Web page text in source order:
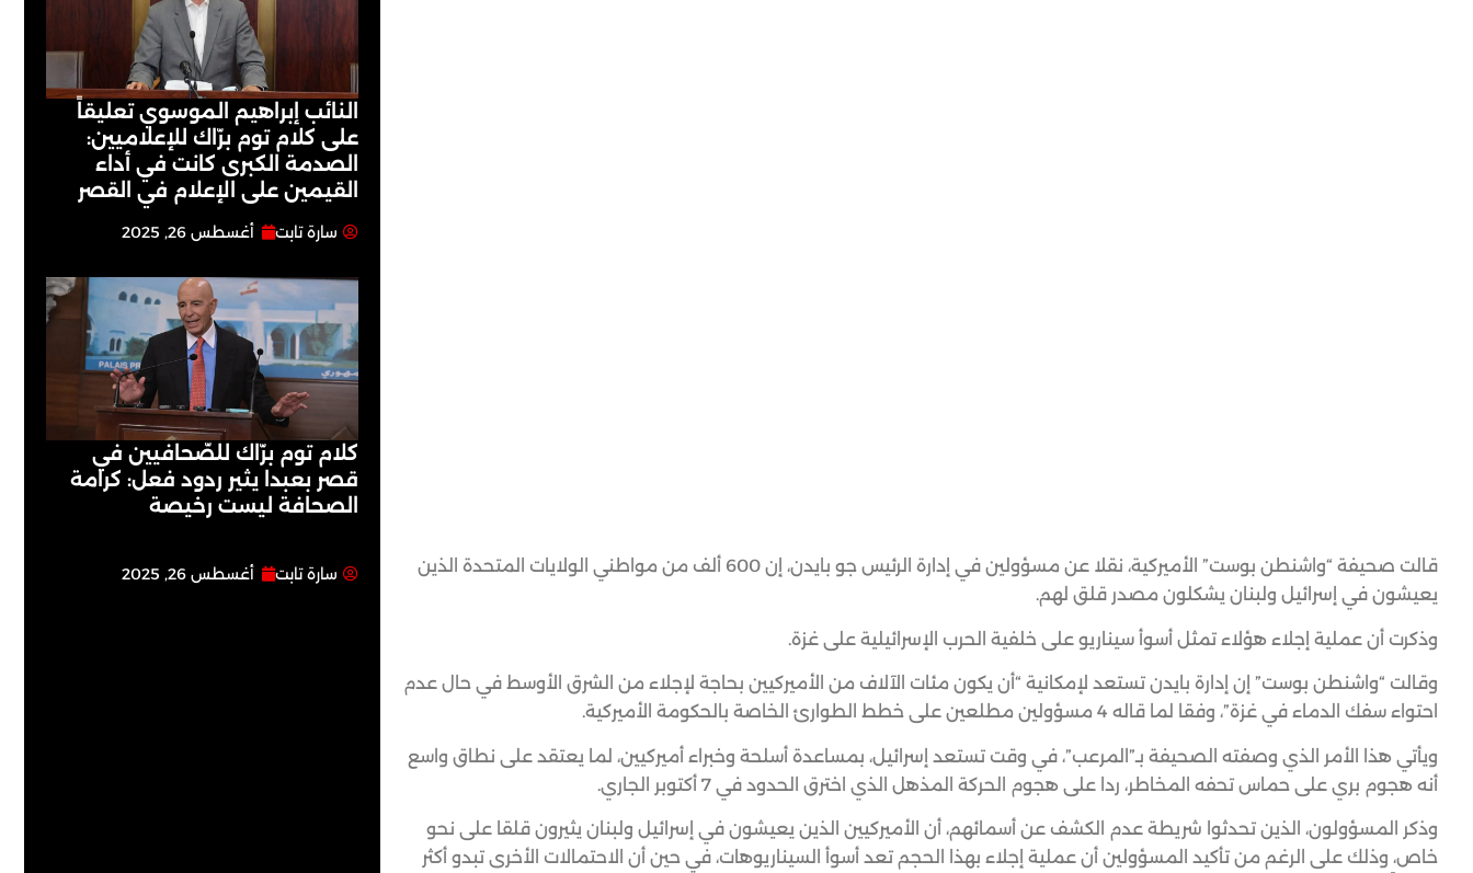
النائب إبراهيم الموسوي تعليقاً
على كلام توم برّاك للإعلاميين:
الصدمة الكبرى كانت في أداء
القيمين على ‏الإعلام في القصر
سارة تابت أغسطس 26, 2025
كلام توم برّاك للصّحافيين في
قصر بعبدا يثير ردود فعل: كرامة
الصحافة ليست رخيصة
سارة تابت أغسطس 26, 2025
قالت صحيفة “واشنطن بوست” الأميركية، نقلا عن مسؤولين في إدارة الرئيس جو بايدن، إن 600 ألف من مواطني الولايات المتحدة الذين
يعيشون في إسرائيل ولبنان يشكلون مصدر قلق لهم.
وذكرت أن عملية إجلاء هؤلاء تمثل أسوأ سيناريو على خلفية الحرب الإسرائيلية على غزة.
وقالت “واشنطن بوست” إن إدارة بايدن تستعد لإمكانية “أن يكون مئات الآلاف من الأميركيين بحاجة لإجلاء من الشرق الأوسط في حال عدم
احتواء سفك الدماء في غزة”، وفقا لما قاله 4 مسؤولين مطلعين على خطط الطوارئ الخاصة بالحكومة الأميركية.
ويأتي هذا الأمر الذي وصفته الصحيفة بـ”المرعب”، في وقت تستعد إسرائيل، بمساعدة أسلحة وخبراء أميركيين، لما يعتقد على نطاق واسع
أنه هجوم بري على حماس تحفه المخاطر، ردا على هجوم الحركة المذهل الذي اخترق الحدود في 7 أكتوبر الجاري.
وذكر المسؤولون، الذين تحدثوا شريطة عدم الكشف عن أسمائهم، أن الأميركيين الذين يعيشون في إسرائيل ولبنان يثيرون قلقا على نحو
خاص، وذلك على الرغم من تأكيد المسؤولين أن عملية إجلاء بهذا الحجم تعد أسوأ السيناريوهات، في حين أن الاحتمالات الأخرى تبدو أكثر